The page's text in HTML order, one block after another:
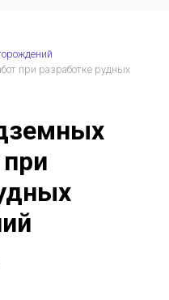
при разработке рудных